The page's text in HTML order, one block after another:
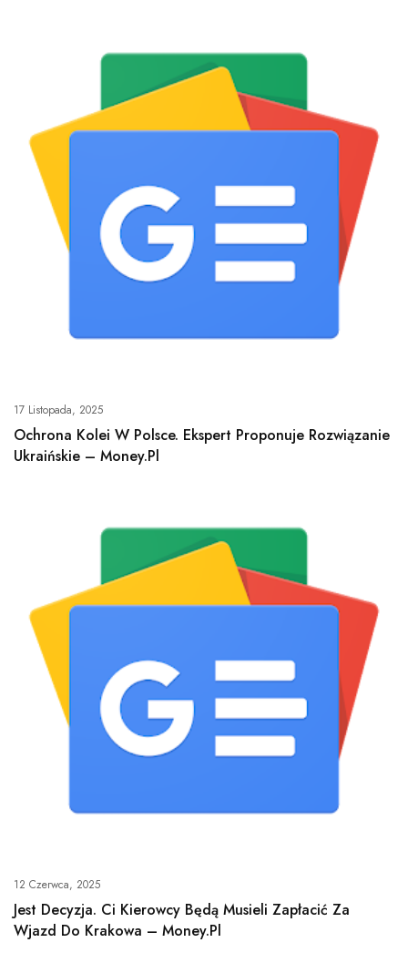
17 Listopada, 2025
Ochrona Kolei W Polsce. Ekspert Proponuje Rozwiązanie
Ukraińskie – Money.pl
12 Czerwca, 2025
Jest Decyzja. Ci Kierowcy Będą Musieli Zapłacić Za
Wjazd Do Krakowa – Money.pl